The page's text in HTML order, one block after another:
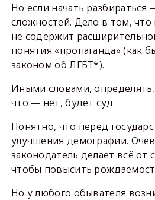
Но если начать
сложностей. Дело в том,
не содержит
понятия «пропаганда» (как
законом об ЛГБТ*).
Иными словами, определять,
что — нет, будет суд.
Понятно, что перед
улучшения демографии.
законодатель делает всё от
чтобы повысить
Но у любого обывателя